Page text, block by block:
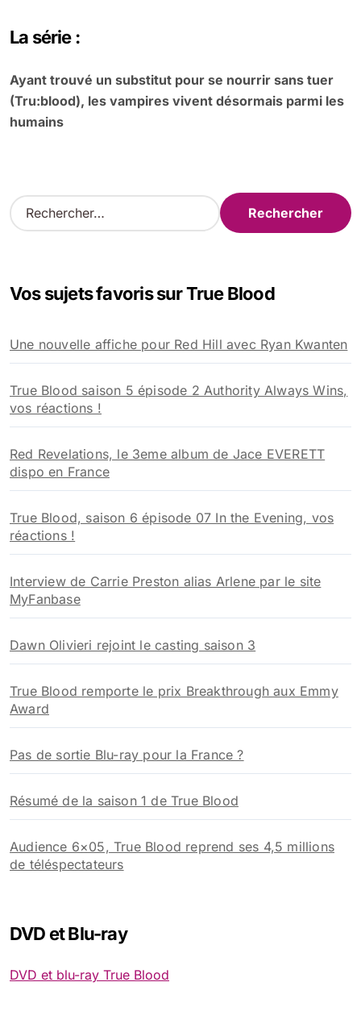
La série :
Ayant trouvé un substitut pour se nourrir sans tuer
(Tru:blood), les vampires vivent désormais parmi les
humains
R
e
r
e
r
:
Vos sujets favoris sur True Blood
Une nouvelle affiche pour Red Hill avec Ryan Kwanten
True Blood saison 5 épisode 2 Authority Always Wins,
vos réactions !
Red Revelations, le 3eme album de Jace EVERETT
dispo en France
True Blood, saison 6 épisode 07 In the Evening, vos
réactions !
Interview de Carrie Preston alias Arlene par le site
MyFanbase
Dawn Olivieri rejoint le casting saison 3
True Blood remporte le prix Breakthrough aux Emmy
Award
Pas de sortie Blu-ray pour la France ?
Résumé de la saison 1 de True Blood
Audience 6×05, True Blood reprend ses 4,5 millions
de téléspectateurs
DVD et Blu-ray
DVD et blu-ray True Blood